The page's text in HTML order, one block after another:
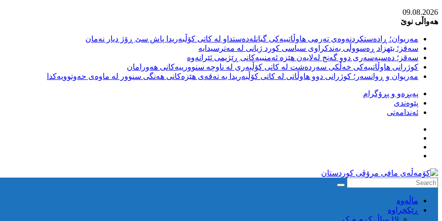
Skip
to
09.08.2026
هەواڵی نوێ
مەریوان؛ ڕادەستکردنەوەی تەرمی هاوڵاتییەکی گیانلەدەستداو لە کاتی کۆڵبەریدا پاش سێ ڕۆژ دیار نەمان
سەقز؛ بێهزاد ڕەسووڵی بەندکراوی سیاسی کورد ژیانی لە مەترسیدایە
سەقز؛ دەسبەسەری دوو گەنج لەلایەن هێزە ئەمنییەکانی ڕێژیمی ئێرانەوە
کوژرانی هاوڵاتییەکی خەڵکی سەردەشت لە کاتی کۆڵبەری لە ناوچە سنوورییەکانی هەورامان
مەریوان و ڕوانسەر؛ کوژرانی دوو هاوڵاتی لە کاتی کۆڵبەریدا بە تەقەی هێزەکانی هەنگی سنوور لە ماوەی حەوتوویەکدا
پەیڕەو و پڕۆگرام
پێوەندی
ئەندامەتی
كۆمه‌ڵه‌ی
مافی
مرۆڤی
ماڵه‌وه‌
ڕێکخراوە
19 ساڵ ک م م ک